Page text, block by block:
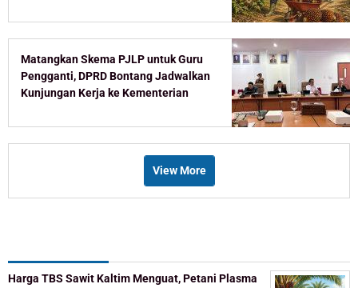
Matangkan Skema PJLP untuk Guru
Pengganti, DPRD Bontang Jadwalkan
Kunjungan Kerja ke Kementerian
View More
Harga TBS Sawit Kaltim Menguat, Petani Plasma